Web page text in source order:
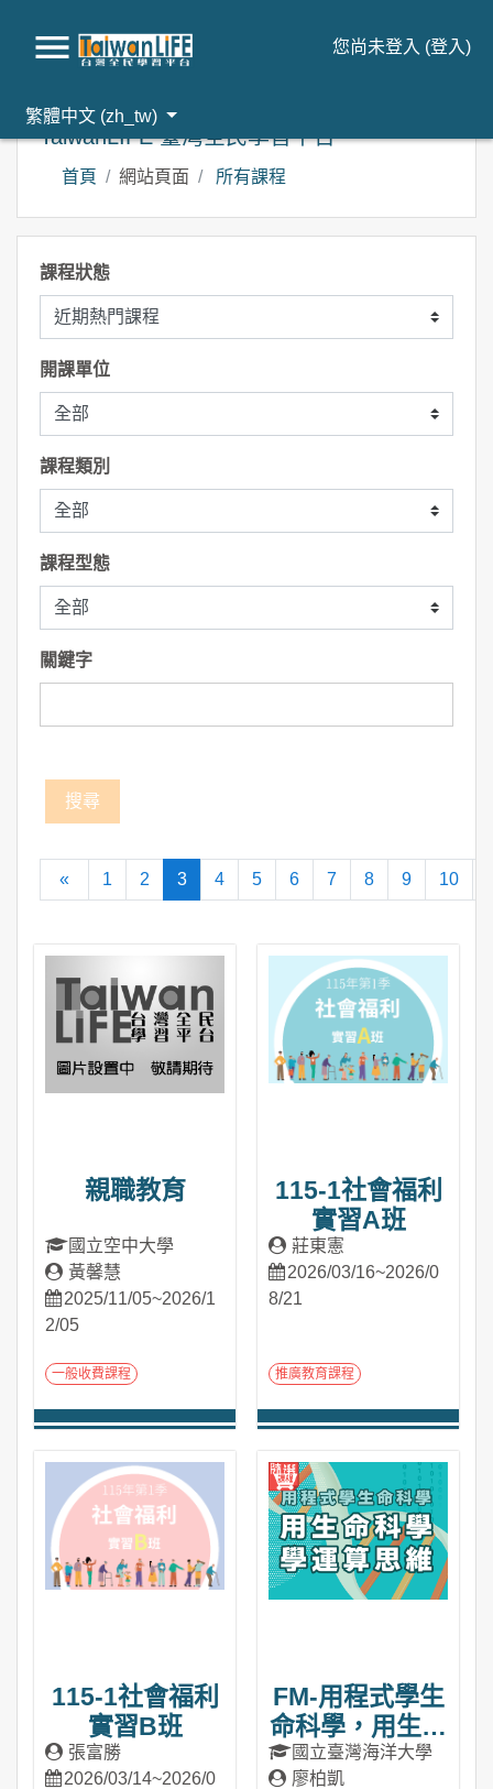
您尚未登入 (登入)
繁體中文 ‎(zh_tw)‎
TaiwanLIFE 臺灣全民學習平台
首頁 網站頁面 所有課程
課程狀態
開課單位
課程類別
課程型態
關鍵字
« 向前1 2 3(current)
4 5 6 7 8 9 10
親職教育
國立空中大學
黃馨慧
2025/11/05~2026/1
2/05
一般收費課程
115-1社會福利
實習A班
莊東憲
2026/03/16~2026/0
8/21
推廣教育課程
115-1社會福利
實習B班
張富勝
2026/03/14~2026/0
FM-用程式學生
命科學，用生命
科學學運算思維
國立臺灣海洋大學
廖柏凱